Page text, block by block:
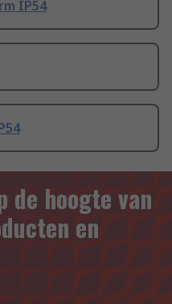
IP54
de hoogte van
en